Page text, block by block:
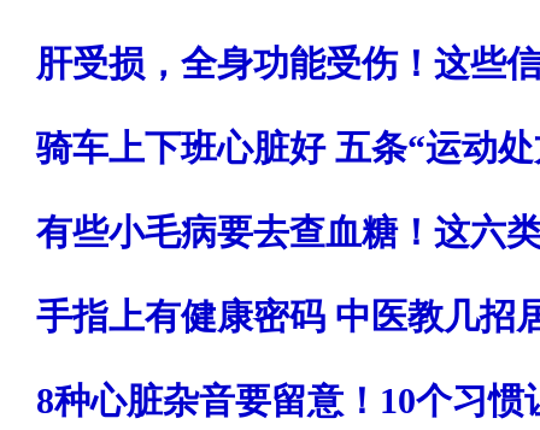
肝受损，全身功能受伤！这些
骑车上下班心脏好 五条“运动
有些小毛病要去查血糖！这六
手指上有健康密码 中医教几招
8种心脏杂音要留意！10个习惯